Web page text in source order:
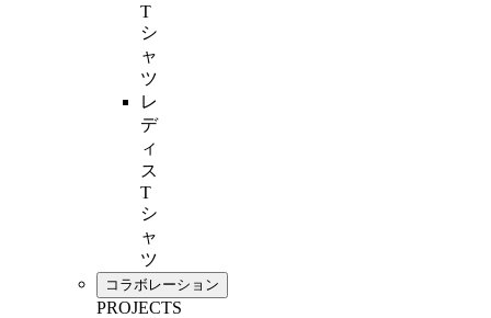
T
シ
ャ
ツ
レ
デ
ィ
ス
T
シ
ャ
ツ
コラボレーション
PROJECTS